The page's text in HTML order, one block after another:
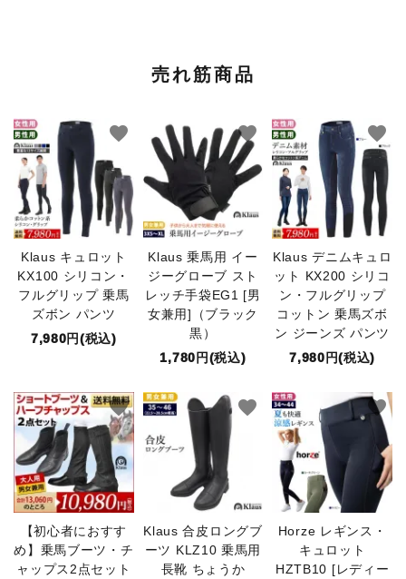
売れ筋商品
Klaus キュロット
KX100 シリコン・
フルグリップ 乗馬
ズボン パンツ
7,980円(税込)
favorite
Klaus 乗馬用 イー
ジーグローブ スト
レッチ手袋EG1 [男
女兼用]（ブラック
黒）
1,780円(税込)
favorite
Klaus デニムキュロ
ット KX200 シリコ
ン・フルグリップ
コットン 乗馬ズボ
ン ジーンズ パンツ
7,980円(税込)
favorite
【初心者におすす
め】乗馬ブーツ・チ
ャップス2点セット
favorite
Klaus 合皮ロングブ
ーツ KLZ10 乗馬用
長靴 ちょうか
favorite
Horze レギンス・
キュロット
HZTB10 [レディー
favorite